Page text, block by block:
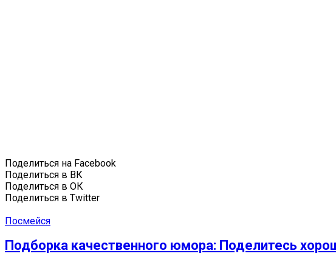
Поделиться на Facebook
Поделиться в ВК
Поделиться в ОК
Поделиться в Twitter
Посмейся
Подборка качественного юмора: Поделитесь